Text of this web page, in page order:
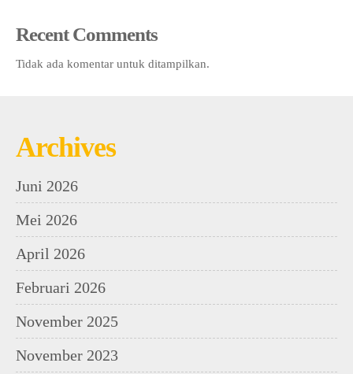
Recent Comments
Tidak ada komentar untuk ditampilkan.
Archives
Juni 2026
Mei 2026
April 2026
Februari 2026
November 2025
November 2023